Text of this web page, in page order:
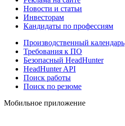
Новости и статьи
Инвесторам
Кандидаты по профессиям
Производственный календарь
Требования к ПО
Безопасный HeadHunter
HeadHunter API
Поиск работы
Поиск по резюме
Мобильное приложение